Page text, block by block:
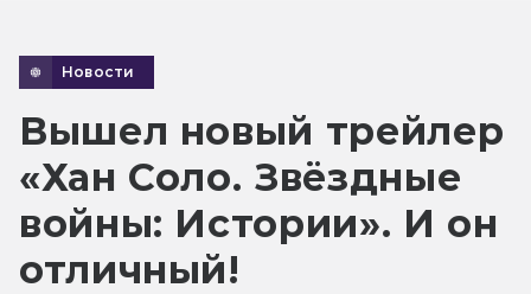
Новости
Вышел новый трейлер
«Хан Соло. Звёздные
войны: Истории». И он
отличный!